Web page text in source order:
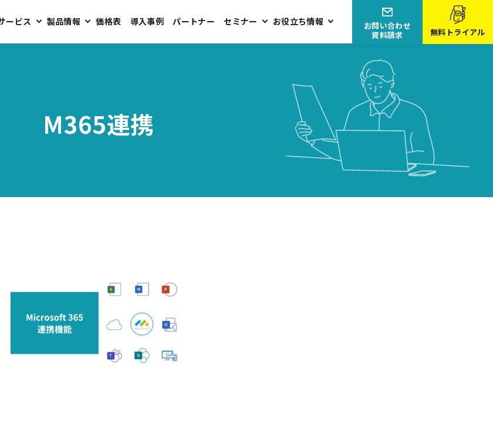
ービス 製品情報 価格表 導入事例 パートナー セミナー お役立ち情報
無料トライアル
お問い合わせ
資料請求
M365連携